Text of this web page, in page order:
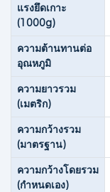
แรงยึดเกาะ
(1000g)
ความต้านทานต่อ
อุณหภูมิ
ความยาวรวม
(เมตริก)
ความกว้างรวม
(มาตรฐาน)
ความกว้างโดยรวม
(กำหนดเอง)